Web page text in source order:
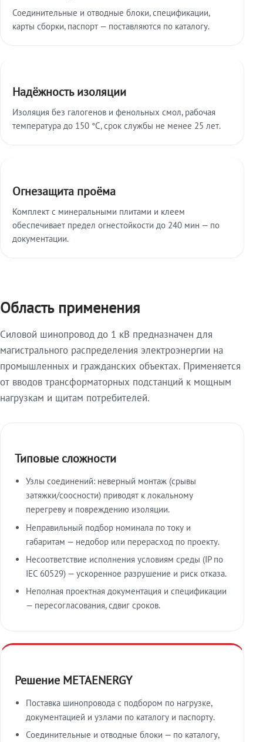
Соединительные и отводные блоки, спецификации,
карты сборки, паспорт — поставляются по каталогу.
Надёжность изоляции
Изоляция без галогенов и фенольных смол, рабочая
температура до 150 °C, срок службы не менее 25 лет.
Огнезащита проёма
Комплект с минеральными плитами и клеем
обеспечивает предел огнестойкости до 240 мин — по
документации.
Область применения
Силовой шинопровод до 1 кВ предназначен для
магистрального распределения электроэнергии на
промышленных и гражданских объектах. Применяется
от вводов трансформаторных подстанций к мощным
нагрузкам и щитам потребителей.
Типовые сложности
Узлы соединений: неверный монтаж (срывы
затяжки/соосности) приводят к локальному
перегреву и повреждению изоляции.
Неправильный подбор номинала по току и
габаритам — недобор или перерасход по проекту.
Несоответствие исполнения условиям среды (IP по
IEC 60529) — ускоренное разрушение и риск отказа.
Неполная проектная документация и спецификации
— пересогласования, сдвиг сроков.
Решение METAENERGY
Поставка шинопровода с подбором по нагрузке,
документацией и узлами по каталогу и паспорту.
Соединительные и отводные блоки — по каталогу,